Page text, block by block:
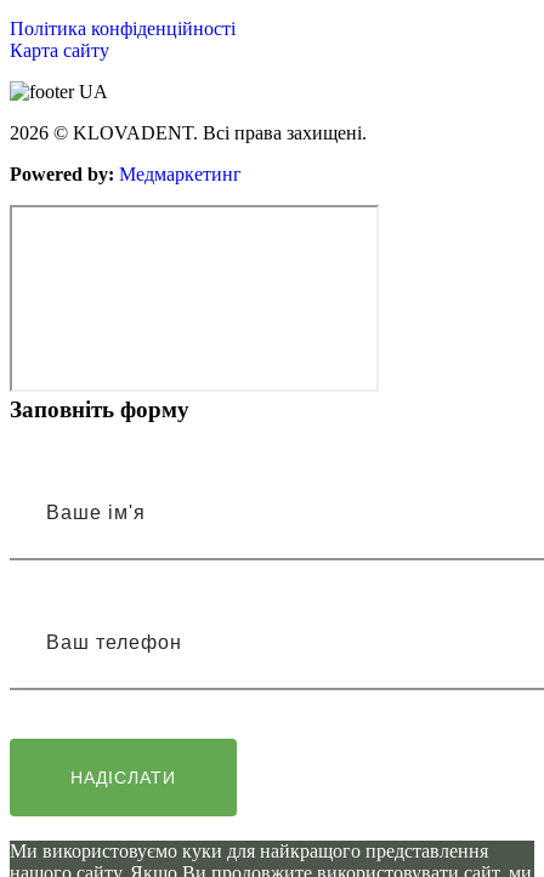
Політика конфіденційності
Карта сайту
2026 © KLOVADENT. Всі права захищені.
Powered by: Медмаркетинг
Заповніть форму
Ми використовуємо куки для найкращого представлення